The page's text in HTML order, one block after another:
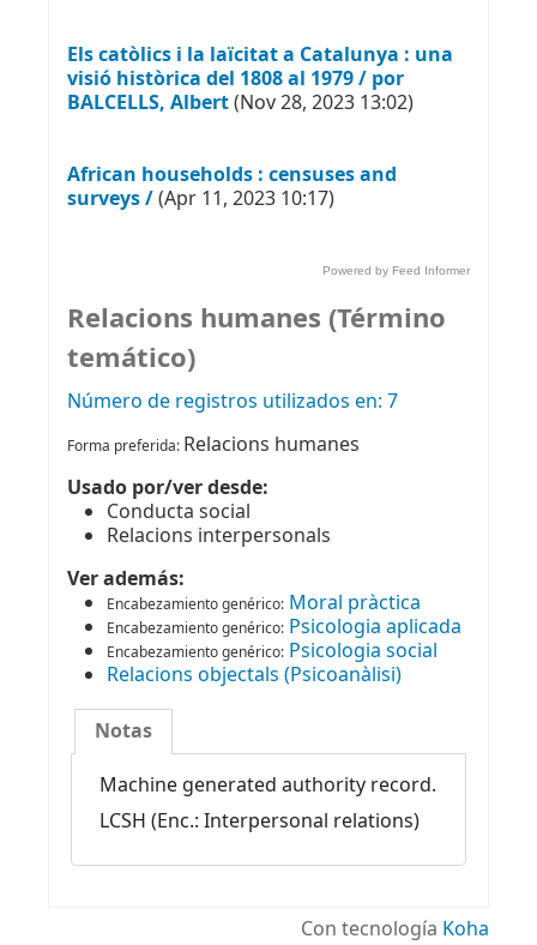
Els catòlics i la laïcitat a Catalunya : una
visió històrica del 1808 al 1979 / por
BALCELLS, Albert(Nov 28, 2023 13:02)
African households : censuses and
surveys /(Apr 11, 2023 10:17)
Powered by Feed Informer
Relacions humanes (Término
temático)
Número de registros utilizados en: 7
Forma preferida: Relacions humanes
Usado por/ver desde:
Conducta social
Relacions interpersonals
Ver además:
Encabezamiento genérico: Moral pràctica
Encabezamiento genérico: Psicologia aplicada
Encabezamiento genérico: Psicologia social
Relacions objectals (Psicoanàlisi)
Notas
Machine generated authority record.
LCSH (Enc.: Interpersonal relations)
Con tecnología Koha